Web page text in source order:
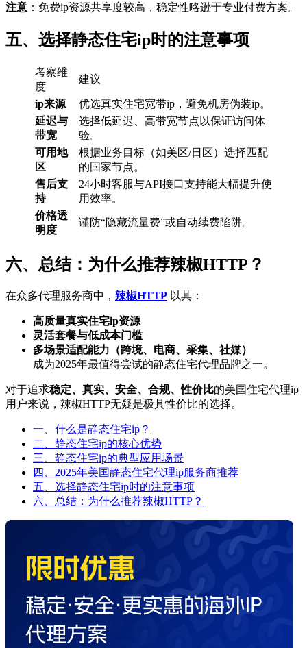
注意 ：免费ip资源共享度较高，稳定性略逊于专业付费方案。
五、选择静态住宅ip时的注意事项
考察维
度
建议
ip来源
优选真实住宅宽带ip，避免机房伪装ip。
延迟与
带宽
选择低延迟、高带宽节点以保证访问体
验。
可用地
区
根据业务目标（如美区/日区）选择匹配
的国家节点。
售后支
持
24小时客服与API接口支持能大幅提升使
用效率。
价格透
明度
谨防“隐藏流量费”或自动续费陷阱。
六、总结：为什么推荐辣椒HTTP？
在众多代理服务商中， 辣椒HTTP 以其：
高质量真实住宅ip资源
灵活套餐与低成本门槛
多场景适配能力（跨境、电商、采集、社媒）
成为2025年最值得尝试的静态住宅代理品牌之一。
对于追求稳定、真实、安全、合规、性价比的美国住宅代理ip
用户来说，辣椒HTTP无疑是极具性价比的选择。
一、什么是静态住宅ip？
二、静态住宅ip的核心优势
三、静态住宅ip的典型应用场景
四、2025年美国静态住宅代理ip服务商推荐
五、选择静态住宅ip时的注意事项
六、总结：为什么推荐辣椒HTTP？